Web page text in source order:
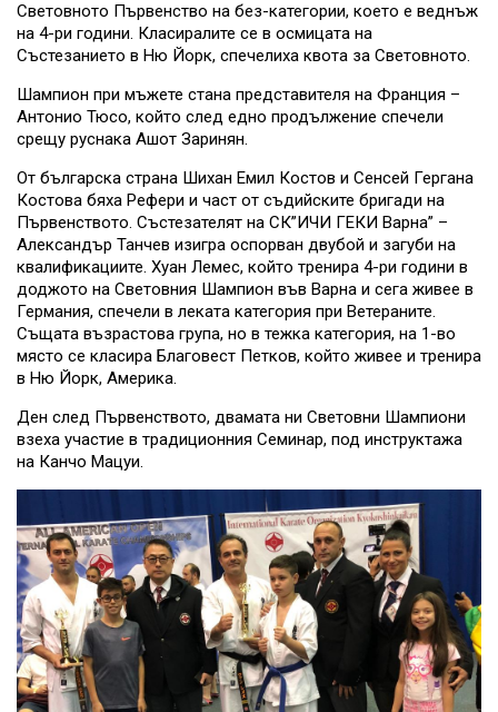
Световното Първенство на без-категории, което е веднъж
на 4-ри години. Класиралите се в осмицата на
Състезанието в Ню Йорк, спечелиха квота за Световното.
Шампион при мъжете стана представителя на Франция –
Антонио Тюсо, който след едно продължение спечели
срещу руснака Ашот Заринян.
От българска страна Шихан Емил Костов и Сенсей Гергана
Костова бяха Рефери и част от съдийските бригади на
Първенството. Състезателят на СК”ИЧИ ГЕКИ Варна” –
Александър Танчев изигра оспорван двубой и загуби на
квалификациите. Хуан Лемес, който тренира 4-ри години в
доджото на Световния Шампион във Варна и сега живее в
Германия, спечели в леката категория при Ветераните.
Същата възрастова група, но в тежка категория, на 1-во
място се класира Благовест Петков, който живее и тренира
в Ню Йорк, Америка.
Ден след Първенството, двамата ни Световни Шампиони
взеха участие в традиционния Семинар, под инструктажа
на Канчо Мацуи.